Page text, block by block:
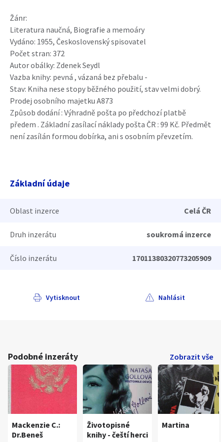
Žánr:
Literatura naučná, Biografie a memoáry
Vydáno: 1955, Československý spisovatel
Počet stran: 372
Autor obálky: Zdenek Seydl
Vazba knihy: pevná , vázaná bez přebalu -
Stav: Kniha nese stopy běžného použití, stav velmi dobrý.
Prodej osobního majetku A873
Způsob dodání : Výhradně pošta po předchozí platbě
předem . Základní zasílací náklady pošta ČR : 99 Kč. Předmět
není zasílán formou dobírka, ani s osobním převzetím.
Základní údaje
Oblast inzerce Celá ČR
Druh inzerátu soukromá inzerce
Číslo inzerátu 17011380320773205909
Vytisknout Nahlásit
Podobné inzeráty Zobrazit vše
Mackenzie C.:
Dr.Beneš
Životopisné
knihy - čeští herci
Martina